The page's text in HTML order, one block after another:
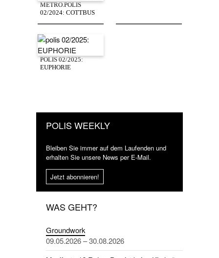
METRO.POLIS
02/2024: COTTBUS
POLIS 02/2025:
EUPHORIE
POLIS WEEKLY
Bleiben Sie immer auf dem Laufenden und
erhalten Sie unsere News per E-Mail.
Jetzt abonnieren!
WAS GEHT?
Groundwork
09.05.2026 – 30.08.2026